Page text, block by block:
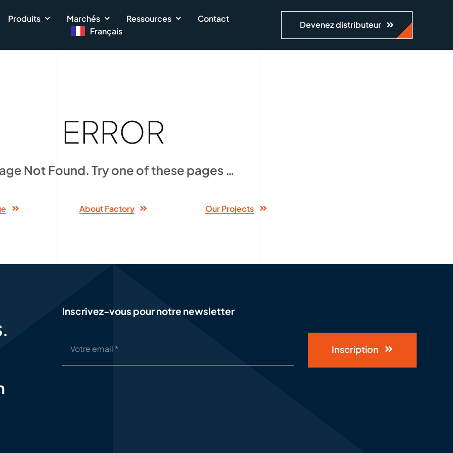
Produits Marchés Ressources
Contact
Français
Devenez distributeur
ERROR
Not Found. Try one of these pages …
About Factory Our Projects
Inscrivez-vous pour notre newsletter
Inscription